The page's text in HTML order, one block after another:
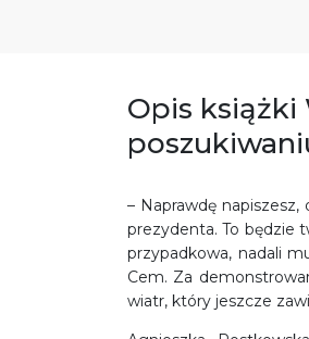
Opis książki
– Naprawdę
prezydenta. To będzie
przypadkowa, nadali
Cem. Za
wiatr, który jeszcze